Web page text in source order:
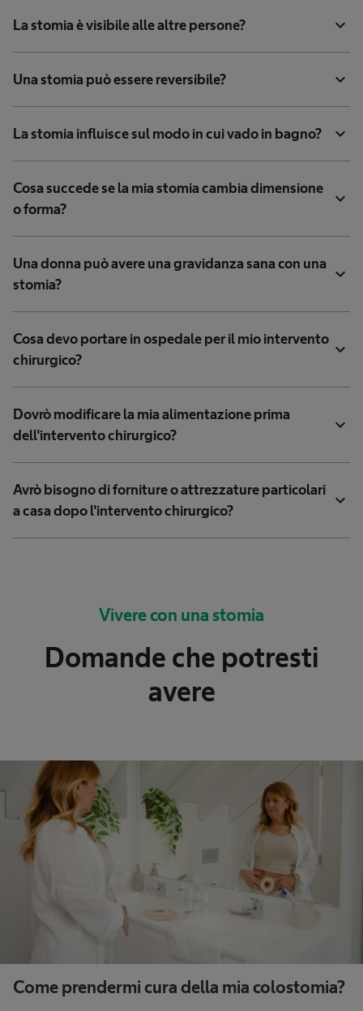
La stomia è visibile alle altre persone? expand_more
Una stomia può essere reversibile? expand_more
La stomia influisce sul modo in cui vado in bagno? expand_more
Cosa succede se la mia stomia cambia dimensione
o forma?
expand_more
Una donna può avere una gravidanza sana con una
stomia?
expand_more
Cosa devo portare in ospedale per il mio intervento
chirurgico?
expand_more
Dovrò modificare la mia alimentazione prima
dell'intervento chirurgico?
expand_more
Avrò bisogno di forniture o attrezzature particolari
a casa dopo l'intervento chirurgico?
expand_more
Vivere con una stomia
Domande che potresti
avere
Come prendermi cura della mia colostomia?